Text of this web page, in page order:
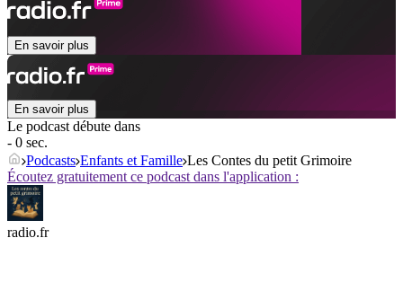
En savoir plus
En savoir plus
Le podcast débute dans
- 0 sec.
Podcasts Enfants et Famille Les Contes du petit Grimoire
Écoutez gratuitement ce podcast dans l'application :
radio.fr